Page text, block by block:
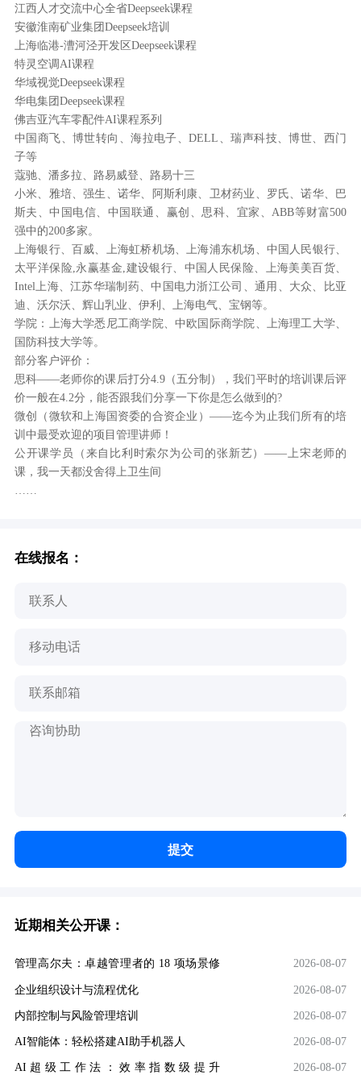
江西人才交流中心全省Deepseek课程
安徽淮南矿业集团Deepseek培训
上海临港-漕河泾开发区Deepseek课程
特灵空调AI课程
华域视觉Deepseek课程
华电集团Deepseek课程
佛吉亚汽车零配件AI课程系列
中国商飞、博世转向、海拉电子、DELL、瑞声科技、博世、西门
子等
蔻驰、潘多拉、路易威登、路易十三
小米、雅培、强生、诺华、阿斯利康、卫材药业、罗氏、诺华、巴
斯夫、中国电信、中国联通、赢创、思科、宜家、ABB等财富500
强中的200多家。
上海银行、百威、上海虹桥机场、上海浦东机场、中国人民银行、
太平洋保险,永赢基金,建设银行、中国人民保险、上海美美百货、
Intel上海、江苏华瑞制药、中国电力浙江公司、通用、大众、比亚
迪、沃尔沃、辉山乳业、伊利、上海电气、宝钢等。
学院：上海大学悉尼工商学院、中欧国际商学院、上海理工大学、
国防科技大学等。
部分客户评价：
思科——老师你的课后打分4.9（五分制），我们平时的培训课后评
价一般在4.2分，能否跟我们分享一下你是怎么做到的?
微创（微软和上海国资委的合资企业）——迄今为止我们所有的培
训中最受欢迎的项目管理讲师！
公开课学员（来自比利时索尔为公司的张新艺）——上宋老师的
课，我一天都没舍得上卫生间
……
在线报名：
提交
近期相关公开课：
管理高尔夫：卓越管理者的 18 项场景修
炼
2026-08-07
企业组织设计与流程优化 2026-08-07
内部控制与风险管理培训 2026-08-07
AI智能体：轻松搭建AI助手机器人 2026-08-07
AI超级工作法：效率指数级提升
2026-08-07